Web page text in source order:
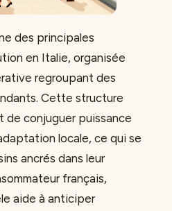
des principales
en Italie, organisée
regroupant des
Cette structure
de conjuguer puissance
locale, ce qui se
ancrés dans leur
français,
aide à anticiper